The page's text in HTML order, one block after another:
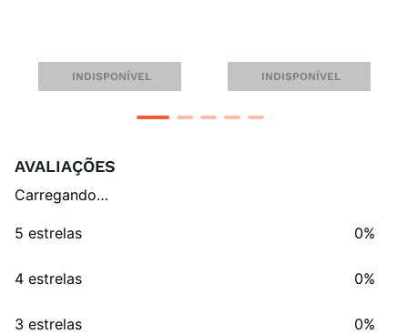
INDISPONÍVEL INDISPONÍVEL
AVALIAÇÕES
Carregando…
5 estrelas 0%
4 estrelas 0%
3 estrelas 0%